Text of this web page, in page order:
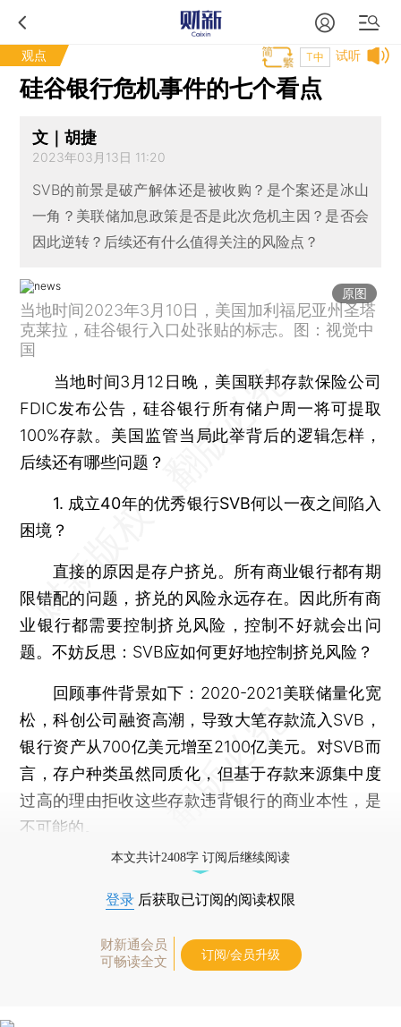
观点 试听
T中
硅谷银行危机事件的七个看点
文｜胡捷
2023年03月13日 11:20
SVB的前景是破产解体还是被收购？是个案还是冰山
一角？美联储加息政策是否是此次危机主因？是否会
因此逆转？后续还有什么值得关注的风险点？
原图
当地时间2023年3月10日，美国加利福尼亚州圣塔
克莱拉，硅谷银行入口处张贴的标志。图：视觉中
国
当地时间3月12日晚，美国联邦存款保险公司
FDIC发布公告，硅谷银行所有储户周一将可提取
100%存款。美国监管当局此举背后的逻辑怎样，
后续还有哪些问题？
1. 成立40年的优秀银行SVB何以一夜之间陷入
困境？
直接的原因是存户挤兑。所有商业银行都有期
限错配的问题，挤兑的风险永远存在。因此所有商
业银行都需要控制挤兑风险，控制不好就会出问
题。不妨反思：SVB应如何更好地控制挤兑风险？
回顾事件背景如下：2020-2021美联储量化宽
松，科创公司融资高潮，导致大笔存款流入SVB，
银行资产从700亿美元增至2100亿美元。对SVB而
言，存户种类虽然同质化，但基于存款来源集中度
过高的理由拒收这些存款违背银行的商业本性，是
不可能的。
本文共计2408字 订阅后继续阅读
登录 后获取已订阅的阅读权限
财新通会员
可畅读全文
订阅/会员升级